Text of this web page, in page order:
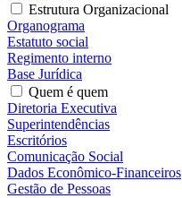
Estrutura Organizacional
Organograma
Estatuto social
Regimento interno
Base Jurídica
Quem é quem
Diretoria Executiva
Superintendências
Escritórios
Comunicação Social
Dados Econômico-Financeiros
Gestão de Pessoas